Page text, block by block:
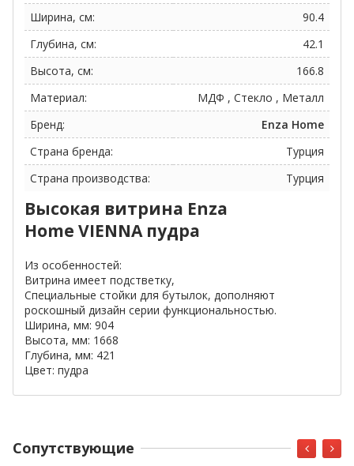
Ширина, см:
90.4
Глубина, см:
42.1
Высота, см:
166.8
Материал:
МДФ , Стекло , Металл
Бренд:
Enza Home
Страна бренда:
Турция
Страна производства:
Турция
Высокая витрина Enza
Home VIENNA пудра
Из особенностей:
Витрина имеет подстветку,
Специальные стойки для бутылок, дополняют
роскошный дизайн серии функциональностью.
Ширина, мм: 904
Высота, мм: 1668
Глубина, мм: 421
Цвет: пудра
Cопутствующие